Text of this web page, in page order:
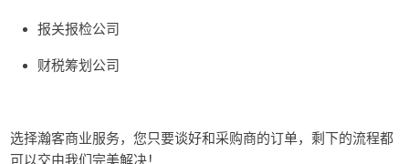
报关报检公司
财税筹划公司
选择瀚客商业服务，您只要谈好和采购商的订单，剩下的流程都
可以交由我们完美解决！